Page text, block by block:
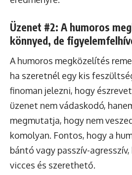
Üzenet #2: A humoros
könnyed, de
A humoros megközelítés
ha szeretnél egy kis
finoman jelezni, hogy
üzenet nem vádaskodó,
megmutatja, hogy nem
komolyan. Fontos, hogy a
bántó vagy passzív-
vicces és szerethető.